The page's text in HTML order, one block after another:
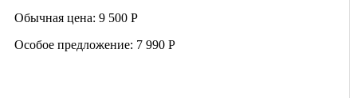
Обычная цена: 9 500 Р
Особое предложение: 7 990 Р